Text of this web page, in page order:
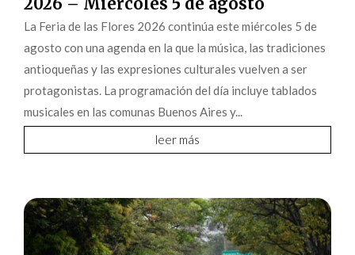
La Feria de las Flores 2026 continúa este miércoles 5 de
agosto con una agenda en la que la música, las tradiciones
antioqueñas y las expresiones culturales vuelven a ser
protagonistas. La programación del día incluye tablados
musicales en las comunas Buenos Aires y...
leer más